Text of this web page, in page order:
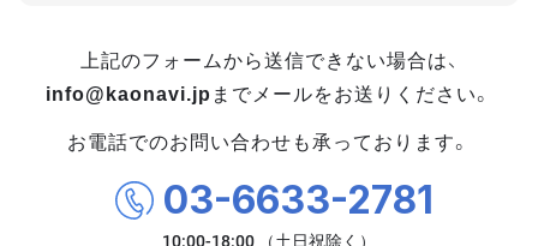
上記のフォームから送信できない場合は、
info@kaonavi.jp までメールをお送りください。
お電話でのお問い合わせも承っております。
03-6633-2781